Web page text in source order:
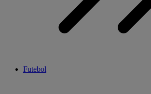
Futebol